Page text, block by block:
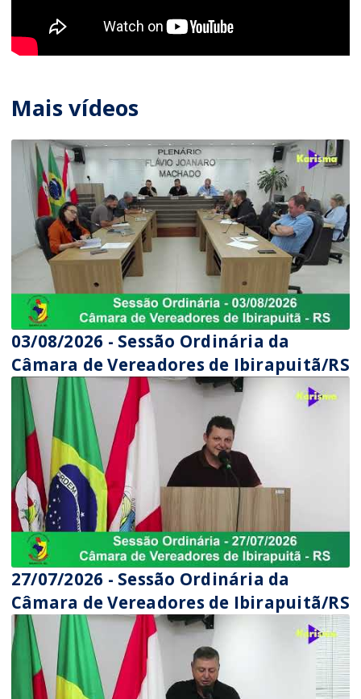
Mais vídeos
03/08/2026 - Sessão Ordinária da
Câmara de Vereadores de Ibirapuitã/RS
27/07/2026 - Sessão Ordinária da
Câmara de Vereadores de Ibirapuitã/RS